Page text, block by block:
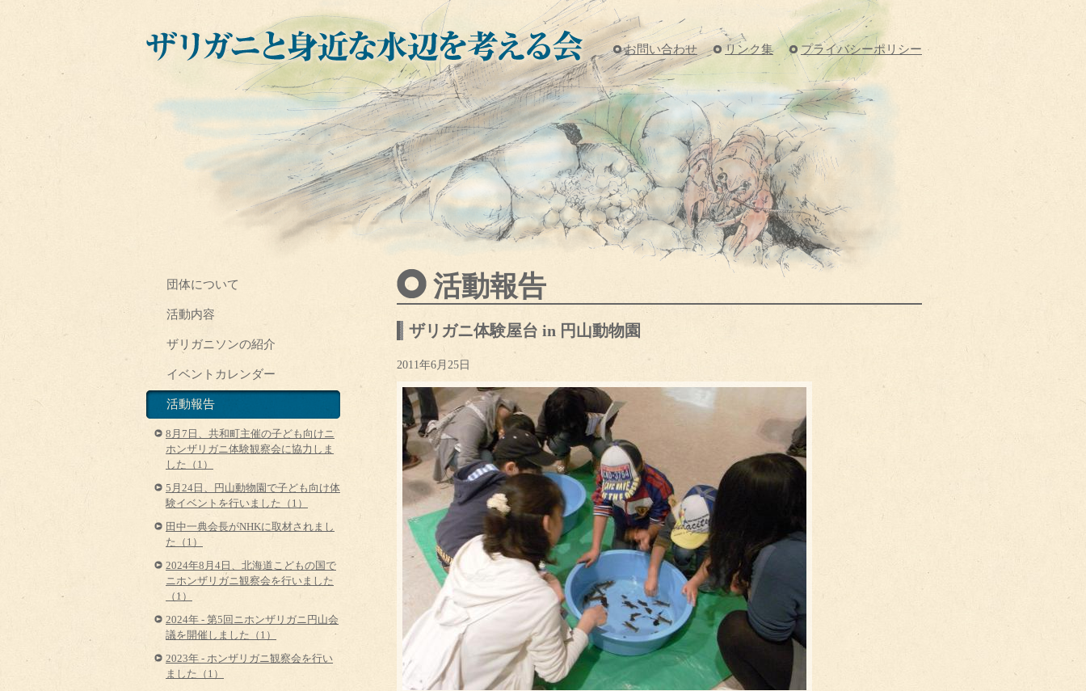
お問い合わせ リンク集 プライバシーポリシー
活動報告
ザリガニ体験屋台 in 円山動物園
2011年6月25日
団体について
活動内容
ザリガニソンの紹介
イベントカレンダー
活動報告
8月7日、共和町主催の子ども向けニ
ホンザリガニ体験観察会に協力しま
した（1）
5月24日、円山動物園で子ども向け体
験イベントを行いました（1）
田中一典会長がNHKに取材されまし
た（1）
2024年8月4日、北海道こどもの国で
ニホンザリガニ観察会を行いました
（1）
2024年 - 第5回ニホンザリガニ円山会
議を開催しました（1）
2023年 - ホンザリガニ観察会を行い
ました（1）